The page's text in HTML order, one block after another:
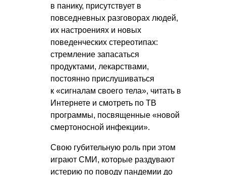
в панику, присутствует в
повседневных разговорах людей,
их настроениях и новых
поведенческих стереотипах:
стремление запасаться
продуктами, лекарствами,
постоянно прислушиваться
к «сигналам своего тела», читать в
Интернете и смотреть по ТВ
программы, посвященные «новой
смертоносной инфекции».
Свою губительную роль при этом
играют СМИ, которые раздувают
истерию по поводу пандемии до